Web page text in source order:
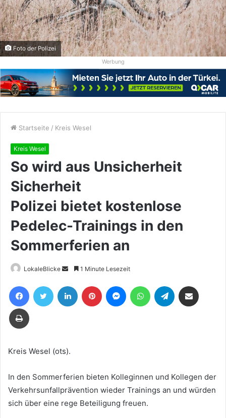
Foto der Polizei
Werbung
Startseite / Kreis Wesel
Kreis Wesel
So wird aus Unsicherheit
Sicherheit
Polizei bietet kostenlose
Pedelec-Trainings in den
Sommerferien an
LokaleBlicke
Sende
eine
E-
1 Minute Lesezeit
FacebookTwitter LinkedIn Pinterest MessengerWhatsAppTelegram
Drucken
Kreis Wesel (ots).
In den Sommerferien bieten Kolleginnen und Kollegen der
Verkehrsunfallprävention wieder Trainings an und würden
sich über eine rege Beteiligung freuen.